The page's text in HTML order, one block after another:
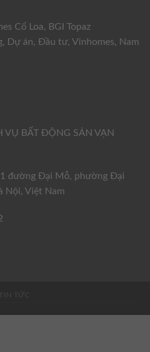
Cổ Loa, BGI Topaz
, Dự án, Đầu tư, Vinhomes, Nam
VỤ BẤT ĐỘNG SẢN VẠN
đường Đại Mỗ, phường Đại
Nội, Việt Nam
TIN TỨC